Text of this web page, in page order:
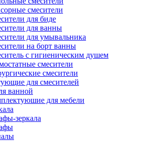
смесители
для биде
для ванны
для умывальника
на борт ванны
с гигиеническим душем
смесители
смесители
для смесителей
ванной
для мебели
зеркала